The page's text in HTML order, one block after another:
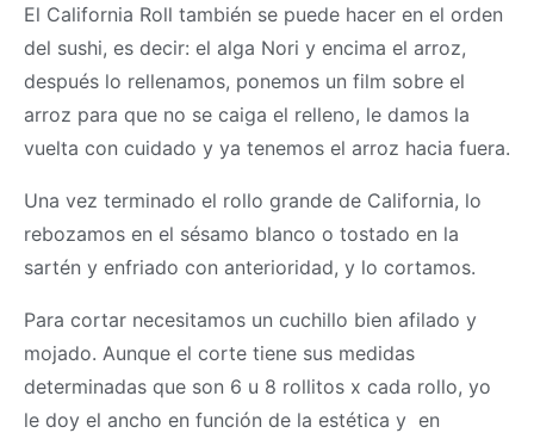
El California Roll también se puede hacer en el orden
del sushi, es decir: el alga Nori y encima el arroz,
después lo rellenamos, ponemos un film sobre el
arroz para que no se caiga el relleno, le damos la
vuelta con cuidado y ya tenemos el arroz hacia fuera.
Una vez terminado el rollo grande de California, lo
rebozamos en el sésamo blanco o tostado en la
sartén y enfriado con anterioridad, y lo cortamos.
Para cortar necesitamos un cuchillo bien afilado y
mojado. Aunque el corte tiene sus medidas
determinadas que son 6 u 8 rollitos x cada rollo, yo
le doy el ancho en función de la estética y en